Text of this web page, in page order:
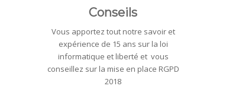
Conseils
Vous apportez tout notre savoir et
expérience de 15 ans sur la loi
informatique et liberté et vous
conseillez sur la mise en place RGPD
2018